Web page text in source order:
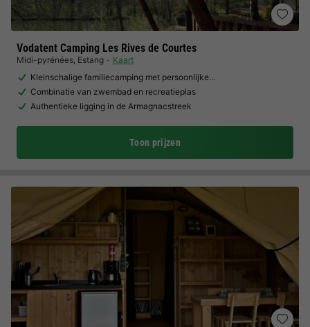
Vodatent Camping Les Rives de Courtes
Midi-pyrénées, Estang
Kaart
Kleinschalige familiecamping met persoonlijke…
Combinatie van zwembad en recreatieplas
Authentieke ligging in de Armagnacstreek
Toon prijzen